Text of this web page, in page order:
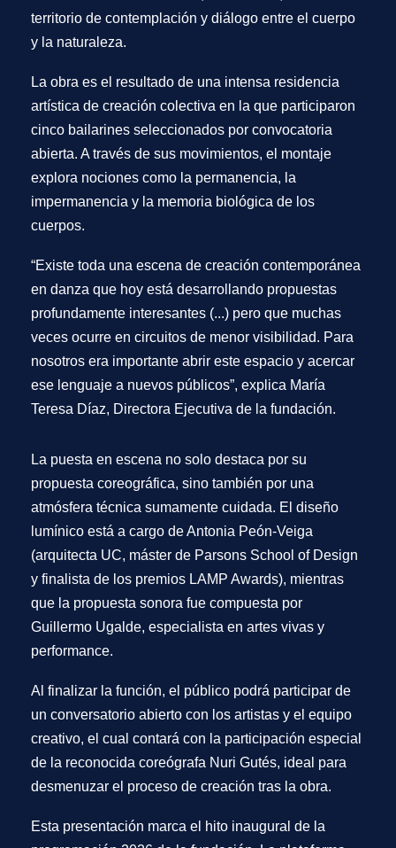
territorio de contemplación y diálogo entre el cuerpo
y la naturaleza.
La obra es el resultado de una intensa residencia
artística de creación colectiva en la que participaron
cinco bailarines seleccionados por convocatoria
abierta. A través de sus movimientos, el montaje
explora nociones como la permanencia, la
impermanencia y la memoria biológica de los
cuerpos.
“Existe toda una escena de creación contemporánea
en danza que hoy está desarrollando propuestas
profundamente interesantes (...) pero que muchas
veces ocurre en circuitos de menor visibilidad. Para
nosotros era importante abrir este espacio y acercar
ese lenguaje a nuevos públicos”, explica María
Teresa Díaz, Directora Ejecutiva de la fundación.
La puesta en escena no solo destaca por su
propuesta coreográfica, sino también por una
atmósfera técnica sumamente cuidada. El diseño
lumínico está a cargo deAntonia Peón-Veiga
(arquitecta UC, máster de Parsons School of Design
y finalista de los premios LAMP Awards), mientras
que la propuesta sonora fue compuesta por
Guillermo Ugalde, especialista en artes vivas y
performance.
Al finalizar la función, el público podrá participar de
un conversatorio abierto con los artistas y el equipo
creativo, el cual contará con la participación especial
de la reconocida coreógrafa Nuri Gutés, ideal para
desmenuzar el proceso de creación tras la obra.
Esta presentación marca el hito inaugural de la